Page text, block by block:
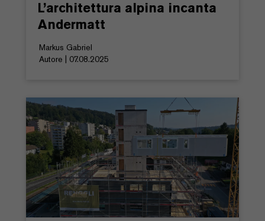
L’architettura alpina incanta
Andermatt
Markus Gabriel
Autore | 07.08.2025